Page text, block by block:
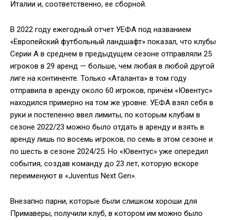
Италии и, соответственно, ее сборной.
В 2022 году ежегодный отчет УЕФА под названием
«Европейский футбольный ландшафт» показал, что клубы
Серии А в среднем в предыдущем сезоне отправляли 25
игроков в 29 аренд — больше, чем любая в любой другой
лиге на континенте. Только «Аталанта» в том году
отправила в аренду около 60 игроков, причём «Ювентус»
находился примерно на том же уровне. УЕФА взял себя в
руки и постепенно ввел лимиты, по которым клубам в
сезоне 2022/23 можно было отдать в аренду и взять в
аренду лишь по восемь игроков, по семь в этом сезоне и
по шесть в сезоне 2024/25. Но «Ювентус» уже опередил
события, создав команду до 23 лет, которую вскоре
переименуют в «Juventus Next Gen».
Внезапно парни, которые были слишком хороши для
Примаверы, получили клуб, в котором им можно было